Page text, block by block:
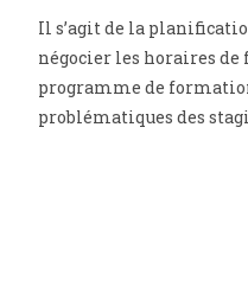
Il s’agit de la
négocier les horaires
programme de
problématiques des